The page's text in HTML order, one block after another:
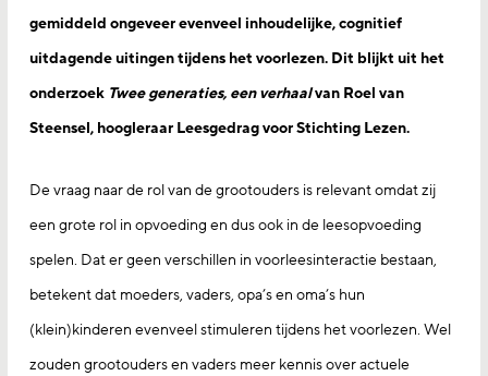
gemiddeld ongeveer evenveel inhoudelijke, cognitief
uitdagende uitingen tijdens het voorlezen. Dit blijkt uit het
onderzoek Twee generaties, een verhaalvan Roel van
Steensel, hoogleraar Leesgedrag voor Stichting Lezen.
De vraag naar de rol van de grootouders is relevant omdat zij
een grote rol in opvoeding en dus ook in de leesopvoeding
spelen. Dat er geen verschillen in voorleesinteractie bestaan,
betekent dat moeders, vaders, opa’s en oma’s hun
(klein)kinderen evenveel stimuleren tijdens het voorlezen. Wel
zouden grootouders en vaders meer kennis over actuele